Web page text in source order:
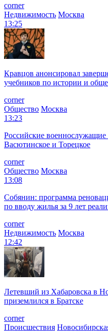
corner
Недвижимость Москва
13:25
Кравцов анонсировал
учебников по истории и
corner
Общество Москва
13:23
Российские
Васютинское и Торецкое
corner
Общество Москва
13:08
Собянин: программа
по вводу жилья за 9 лет
corner
Недвижимость Москва
12:42
Летевший из Хабаровска в
приземлился в Братске
corner
Происшествия